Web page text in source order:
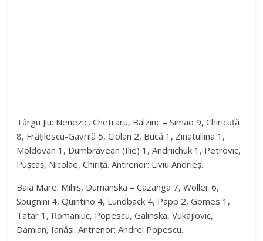
Târgu Jiu: Nenezic, Chetraru, Balzinc – Simao 9, Chiricuță
8, Frățilescu-Gavrilă 5, Ciolan 2, Bucă 1, Zinatullina 1,
Moldovan 1, Dumbrăvean (Ilie) 1, Andriichuk 1, Petrovic,
Pușcaș, Nicolae, Chiriță. Antrenor: Liviu Andrieș.
Baia Mare: Mihiș, Dumanska – Cazanga 7, Woller 6,
Spugnini 4, Quintino 4, Lundbäck 4, Papp 2, Gomes 1,
Tatar 1, Romaniuc, Popescu, Galinska, Vukajlovic,
Damian, Ianăși. Antrenor: Andrei Popescu.